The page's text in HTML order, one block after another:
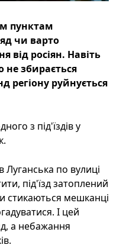
пунктам
чи варто
від росіян. Навіть
не збирається
руйнується
з під'їздів у
Луганська по вулиці
під'їзд затоплений
стикаються мешканці
І цей
а небажання